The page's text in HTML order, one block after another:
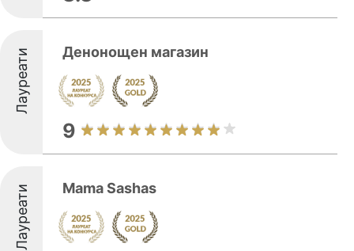
Лауреати Денонощен магазин
9
Лауреати Mama Sashas